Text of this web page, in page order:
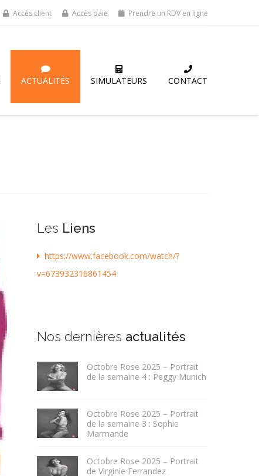
Accès client Accès paie Prendre un RDV en ligne
ACTUALITÉS SIMULATEURS CONTACT
Les Liens
https://www.facebook.com/watch/?
v=673932316861454
Nos dernières actualités
Octobre Rose 2025 – Portrait
de la semaine 4 : Peggy Munich
Octobre Rose 2025 – Portrait
de la semaine 3 : Sophie
Marmande
Octobre Rose 2025 – Portrait
de Virginie Ferrandez